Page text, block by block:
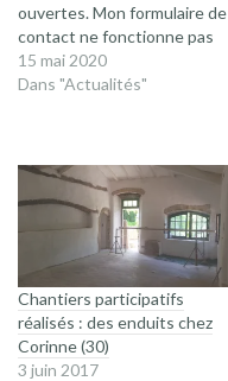
ouvertes. Mon formulaire de
contact ne fonctionne pas
bien, utilisez plutôt mon mail.
Si je ne réponds pas à votre
15 mai 2020
Dans "Actualités"
Chantiers participatifs
réalisés : des enduits chez
Corinne (30)
3 juin 2017